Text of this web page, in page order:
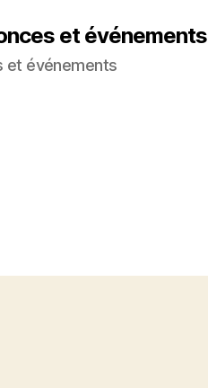
et événements
et événements